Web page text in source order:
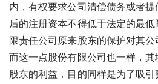
内，有权要求公司清偿债务或者
后的注册资本不得低于法定的最
限责任公司原来股东的保护对其公
而这一点股份有限公司也一样，
股东的利益，目的同样是为了吸